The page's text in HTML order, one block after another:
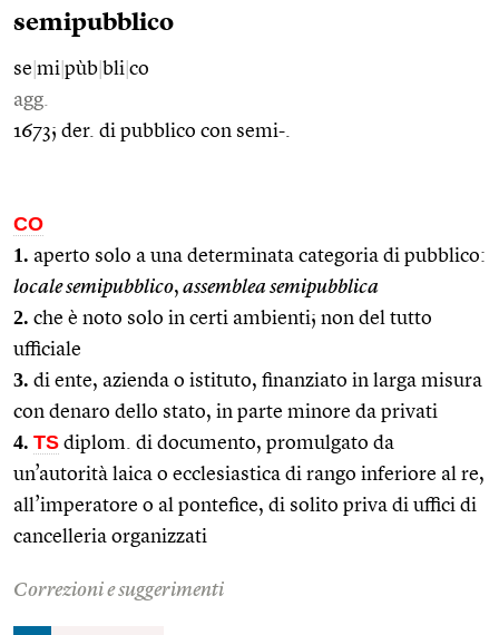
semipubblico
se mi pùb bli co
agg.
1673; der. di pubblico con semi-.
CO
1. aperto solo a una determinata categoria di pubblico:
locale semipubblico, assemblea semipubblica
2. che è noto solo in certi ambienti; non del tutto
ufficiale
3. di ente, azienda o istituto, finanziato in larga misura
con denaro dello stato, in parte minore da privati
4. TS diplom. di documento, promulgato da
un’autorità laica o ecclesiastica di rango inferiore al re,
all’imperatore o al pontefice, di solito priva di uffici di
cancelleria organizzati
Correzioni e suggerimenti